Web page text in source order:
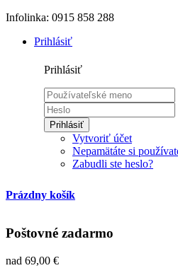
Infolinka: 0915 858 288
Prihlásiť
Prihlásiť
Prihlásiť
Vytvoriť účet
Nepamätáte si
Zabudli ste heslo?
Prázdny košík
Poštovné zadarmo
nad 69,00 €